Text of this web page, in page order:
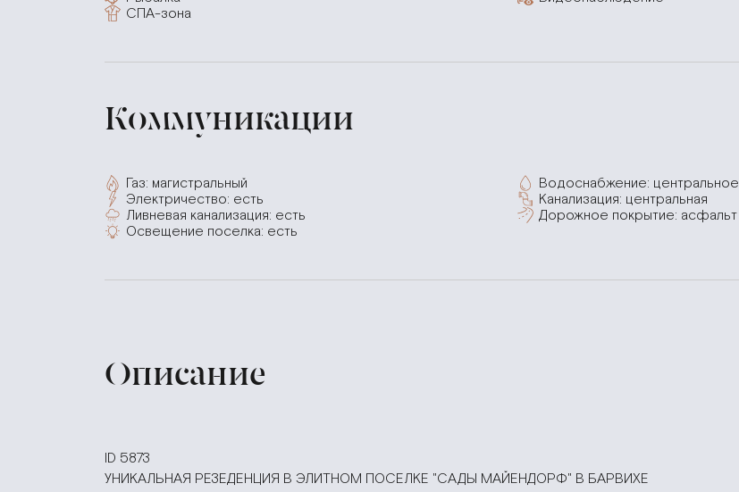
СПА-зона
Коммуникации
Газ: магистральный
Водоснабжение: центральное
Электричество: есть
Канализация: центральная
Ливневая канализация: есть
Дорожное покрытие: асфальт
Освещение поселка: есть
Описание
ID 5873
УНИКАЛЬНАЯ РЕЗЕДЕНЦИЯ В ЭЛИТНОМ ПОСЕЛКЕ "САДЫ МАЙЕНДОРФ" В БАРВИХЕ